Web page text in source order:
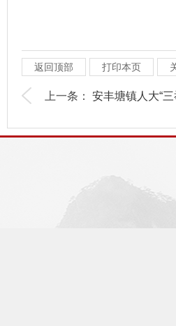
返回顶部 打印本页
上一条： 安丰塘镇人大“